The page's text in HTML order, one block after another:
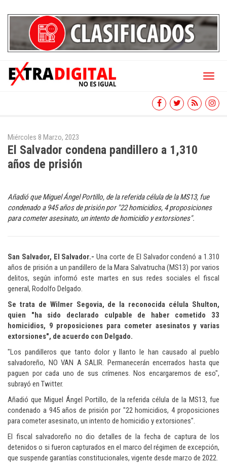
Toggle
Miércoles 8 Marzo, 2023
El Salvador condena pandillero a 1,310
años de prisión
Añadió que Miguel Ángel Portillo, de la referida célula de la MS13, fue
condenado a 945 años de prisión por "22 homicidios, 4 proposiciones
para cometer asesinato, un intento de homicidio y extorsiones".
San Salvador, El Salvador.- Una corte de El Salvador condenó a 1.310
años de prisióna un pandillero de la Mara Salvatrucha (MS13) por varios
delitos, según informó este martes en sus redes sociales el fiscal
general, Rodolfo Delgado.
Se trata de Wilmer Segovia, de la reconocida célula Shulton,
quien "ha sido declarado culpable de haber cometido 33
homicidios, 9 proposiciones para cometer asesinatosy varias
extorsiones", de acuerdo con Delgado.
"Los pandilleros que tanto dolor y llanto le han causado al pueblo
salvadoreño, NO VAN A SALIR. Permanecerán encerrados hasta que
paguen por cada uno de sus crímenes. Nos encargaremos de eso",
subrayó en Twitter.
Añadió que Miguel Ángel Portillo, de la referida célula de la MS13, fue
condenado a 945 años de prisión por "22 homicidios, 4 proposiciones
para cometer asesinato, un intento de homicidio y extorsiones".
El fiscal salvadoreño no dio detalles de la fecha de captura de los
detenidos o si fueron capturados en el marco del régimen de excepción,
que suspende garantías constitucionales, vigente desde marzo de 2022.